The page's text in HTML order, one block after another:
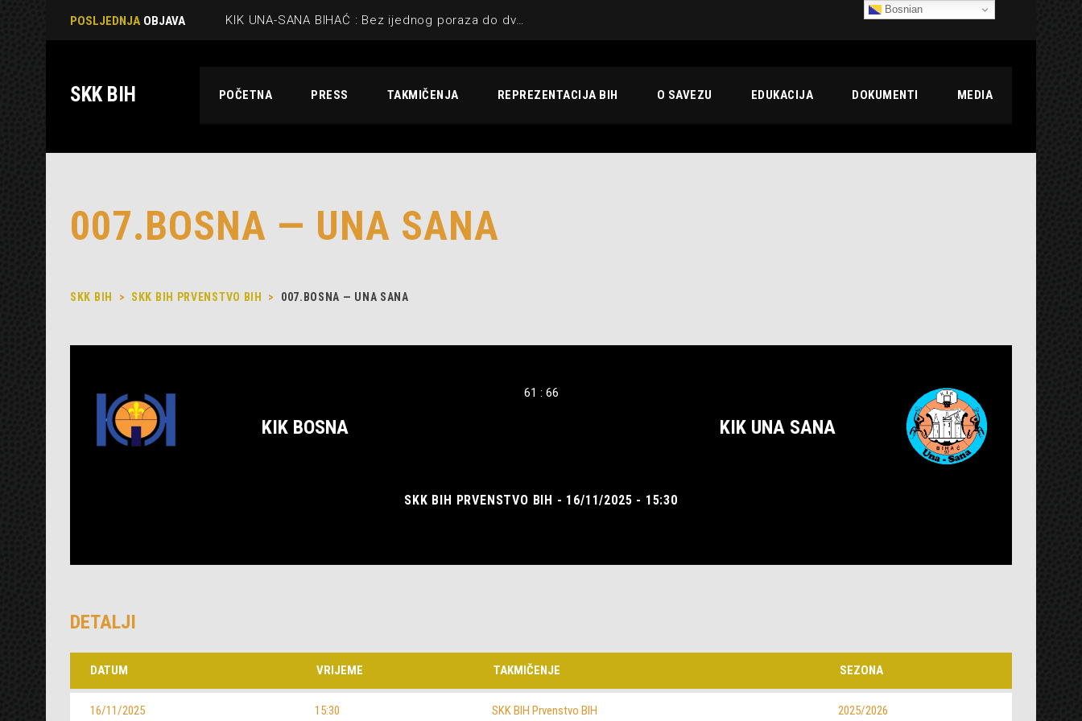
POSLJEDNJA OBJAVA KIK UNA-SANA BIHAĆ : Bez ijednog poraza do dvostruke krune
SKK BIH POČETNA PRESS TAKMIČENJA REPREZENTACIJA BIH O SAVEZU EDUKACIJA DOKUMENTI MEDIA
007.BOSNA — UNA SANA
SKK BIH > SKK BIH PRVENSTVO BIH > 007.BOSNA — UNA SANA
KIK BOSNA
61 : 66
KIK UNA SANA
SKK BIH PRVENSTVO BIH - 16/11/2025 - 15:30
DETALJI
DATUM VRIJEME TAKMIČENJE SEZONA
16/11/2025 15:30 SKK BIH Prvenstvo BIH 2025/2026
Bosnian